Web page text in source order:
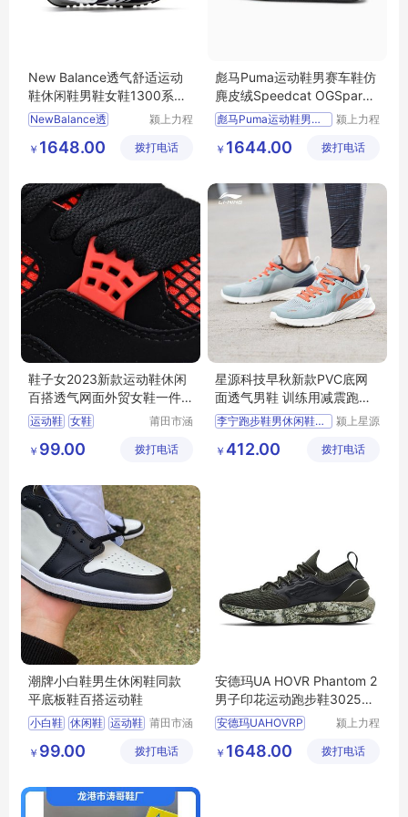
New Balance透气舒适运动
鞋休闲鞋男鞋女鞋1300系列
MS1300TE
NewBalance透
颍上力程
有限公司
￥ 1648.00 拨打电话
彪马Puma运动鞋男赛车鞋仿
麂皮绒Speedcat OGSparco
JX306725
彪马Puma运动鞋男赛车
颍上力程
有限公司
￥ 1644.00 拨打电话
鞋子女2023新款运动鞋休闲
百搭透气网面外贸女鞋一件
代发
运动鞋 女鞋
莆田市涵
贸易有限
￥ 99.00 拨打电话
星源科技早秋新款PVC底网
面透气男鞋 训练用减震跑鞋
人造草地适用
李宁跑步鞋男休闲鞋早秋新
颍上星源
有限公司
￥ 412.00 拨打电话
潮牌小白鞋男生休闲鞋同款
平底板鞋百搭运动鞋
小白鞋 休闲鞋 运动鞋 莆田市涵
贸易有限
￥ 99.00 拨打电话
安德玛UA HOVR Phantom 2
男子印花运动跑步鞋302535
0
安德玛UAHOVRP
颍上力程
有限公司
￥ 1648.00 拨打电话